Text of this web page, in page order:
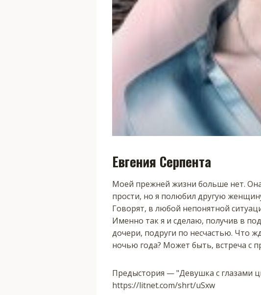
Евгения Серпента
Моей прежней жизни больше нет.
прости, но я полюбил другую
Говорят, в любой непонятной
Именно так я и сделаю, получив в
дочери, подруги по несчастью. Что
ночью года? Может быть, встреча с
Предыстория — "Девушка с
https://litnet.com/shrt/uSxw